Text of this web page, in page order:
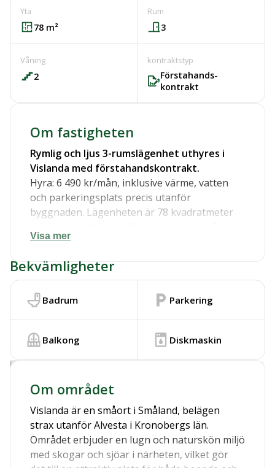
Yta
78 m²
Rum
3
Våning
2
kontraktstyp
Förstahands-
kontrakt
Om fastigheten
Rymlig och ljus 3-rumslägenhet uthyres i
Vislanda med förstahandskontrakt.
Hyra: 6 490 kr/mån, inklusive värme, vatten
och parkeringsplats precis utanför
byggnaden. Lägenheten är 78 kvadratmeter
Vislanda.
Värme och vatten ingår
Diskmaskin i köket
Stor grön utomhusyta som lämpar sig för
grill och utemöbler
Möjlighet att göra vissa justeringar innan
Inflyttning:2025-06-01
överenskommelse.
Visa mer
Bekvämligheter
Badrum Parkering
Balkong Diskmaskin
Om området
Vislanda är en småort i Småland, belägen
strax utanför Alvesta i Kronobergs län.
Området erbjuder en lugn och naturskön miljö
med skogar och sjöar i närheten, vilket gör